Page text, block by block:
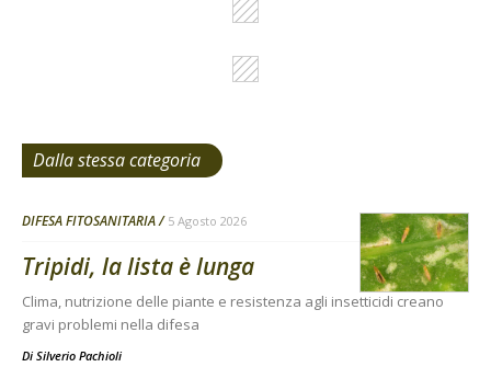
Dalla stessa categoria
DIFESA FITOSANITARIA 5 Agosto 2026
Tripidi, la lista è lunga
Clima, nutrizione delle piante e resistenza agli insetticidi creano
gravi problemi nella difesa
Di Silverio Pachioli